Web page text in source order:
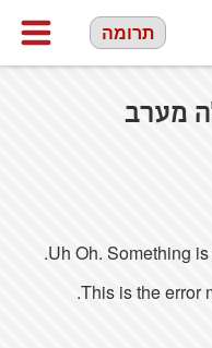
תרומה
מערב
Uh Oh. Something
This is the error